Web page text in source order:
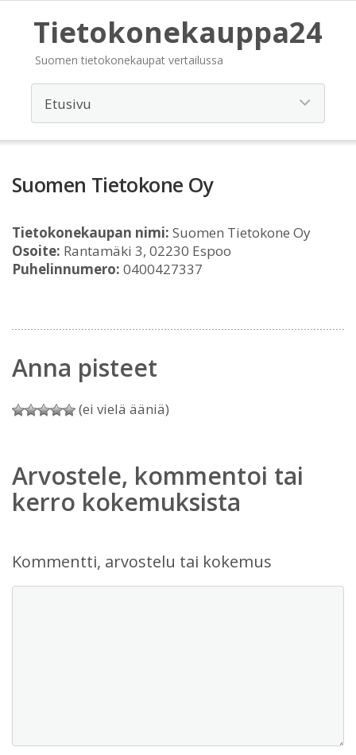
Tietokonekauppa24
Suomen tietokonekaupat vertailussa
Suomen Tietokone Oy
Tietokonekaupan nimi: Suomen Tietokone Oy
Osoite: Rantamäki 3, 02230 Espoo
Puhelinnumero: 0400427337
Anna pisteet
(ei vielä ääniä)
Arvostele, kommentoi tai
kerro kokemuksista
Kommentti, arvostelu tai kokemus